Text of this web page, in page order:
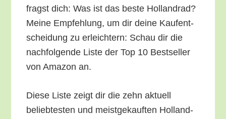
fragst dich: Was ist das bes­te Hol­land­rad?
Mei­ne Emp­feh­lung, um dir dei­ne Kauf­ent­
schei­dung zu erleich­tern: Schau dir die
nach­fol­gen­de Lis­te der Top 10 Best­sel­ler
von Ama­zon an.
Die­se Lis­te zeigt dir die zehn aktu­ell
belieb­tes­ten und meist­ge­kauf­ten Hol­land­